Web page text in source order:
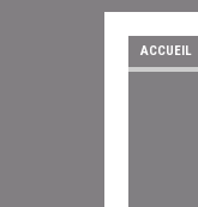
ACCUEIL